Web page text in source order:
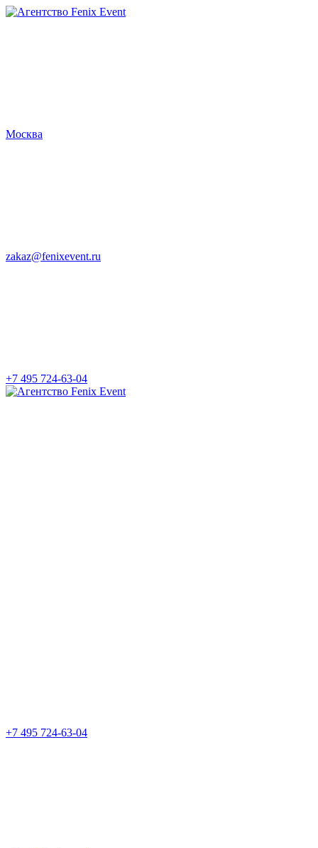
Агентство
Москва
zakaz@fenixevent.ru
+7 495 724-63-04
Агентство
+7 495 724-63-04